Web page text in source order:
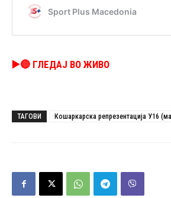
▶️🔴 ГЛЕДАЈ ВО ЖИВО
ТАГОВИ Кошаркарска репрезентација У16